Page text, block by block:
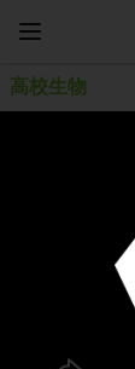
高校生物